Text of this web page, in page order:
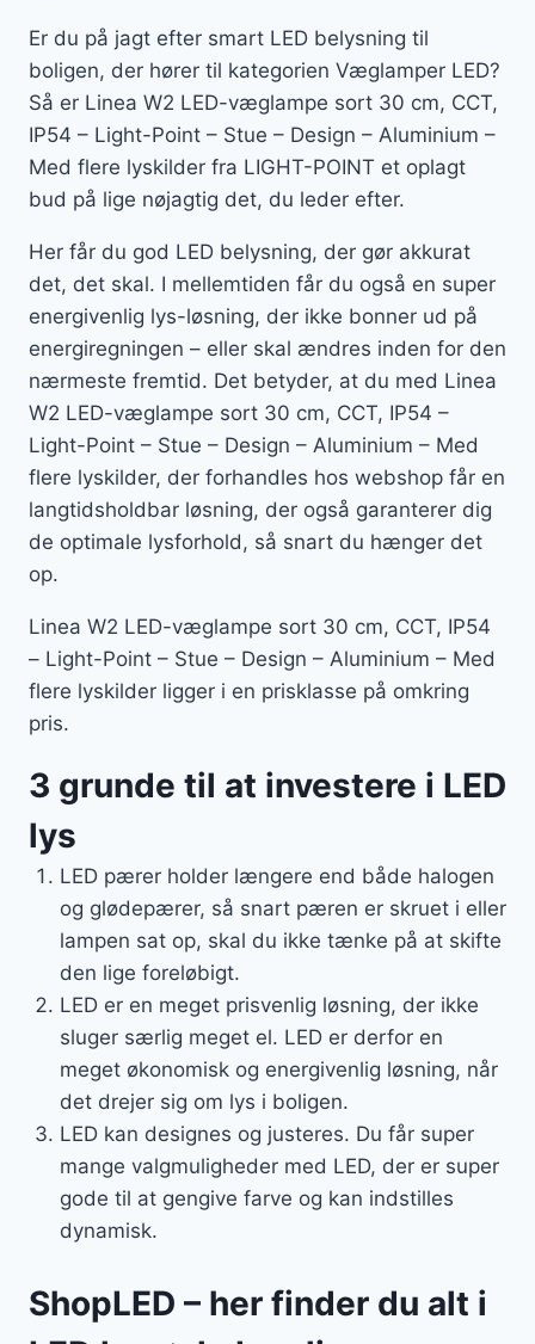
Er du på jagt efter smart LED belysning til
boligen, der hører til kategorien Væglamper LED?
Så er Linea W2 LED-væglampe sort 30 cm, CCT,
IP54 – Light-Point – Stue – Design – Aluminium –
Med flere lyskilder fra LIGHT-POINT et oplagt
bud på lige nøjagtig det, du leder efter.
Her får du god LED belysning, der gør akkurat
det, det skal. I mellemtiden får du også en super
energivenlig lys-løsning, der ikke bonner ud på
energiregningen – eller skal ændres inden for den
nærmeste fremtid. Det betyder, at du med Linea
W2 LED-væglampe sort 30 cm, CCT, IP54 –
Light-Point – Stue – Design – Aluminium – Med
flere lyskilder, der forhandles hos webshop får en
langtidsholdbar løsning, der også garanterer dig
de optimale lysforhold, så snart du hænger det
op.
Linea W2 LED-væglampe sort 30 cm, CCT, IP54
– Light-Point – Stue – Design – Aluminium – Med
flere lyskilder ligger i en prisklasse på omkring
pris.
3 grunde til at investere i LED
lys
LED pærer holder længere end både halogen
og glødepærer, så snart pæren er skruet i eller
lampen sat op, skal du ikke tænke på at skifte
den lige foreløbigt.
LED er en meget prisvenlig løsning, der ikke
sluger særlig meget el. LED er derfor en
meget økonomisk og energivenlig løsning, når
det drejer sig om lys i boligen.
LED kan designes og justeres. Du får super
mange valgmuligheder med LED, der er super
gode til at gengive farve og kan indstilles
dynamisk.
ShopLED – her finder du alt i